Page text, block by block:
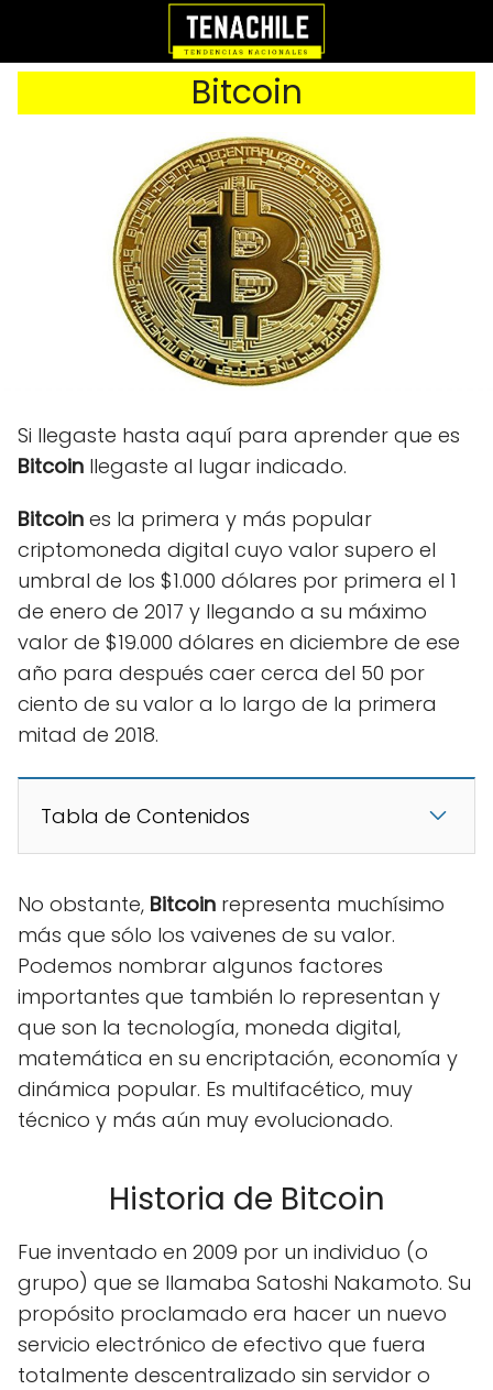
Bitcoin
Si llegaste hasta aquí para aprender que es
Bitcoin llegaste al lugar indicado.
Bitcoin es la primera y más popular
criptomoneda digital cuyo valor supero el
umbral de los $1.000 dólares por primera el 1
de enero de 2017 y llegando a su máximo
valor de $19.000 dólares en diciembre de ese
año para después caer cerca del 50 por
ciento de su valor a lo largo de la primera
mitad de 2018.
Tabla de Contenidos
No obstante, Bitcoin representa muchísimo
más que sólo los vaivenes de su valor.
Podemos nombrar algunos factores
importantes que también lo representan y
que son la tecnología, moneda digital,
matemática en su encriptación, economía y
dinámica popular. Es multifacético, muy
técnico y más aún muy evolucionado.
Historia de Bitcoin
Fue inventado en 2009 por un individuo (o
grupo) que se llamaba Satoshi Nakamoto. Su
propósito proclamado era hacer un nuevo
servicio electrónico de efectivo que fuera
totalmente descentralizado sin servidor o